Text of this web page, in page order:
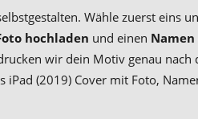
Wähle zuerst eins
hochladen und einen
wir dein Motiv genau nach
iPad (2019) Cover mit Foto,